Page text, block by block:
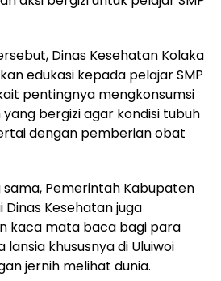
Dinas Kesehatan Kolaka
edukasi kepada pelajar SMP
pentingnya mengkonsumsi
bergizi agar kondisi tubuh
dengan pemberian obat
Pemerintah Kabupaten
Dinas Kesehatan juga
kaca mata baca bagi para
lansia khususnya di Uluiwoi
jernih melihat dunia.